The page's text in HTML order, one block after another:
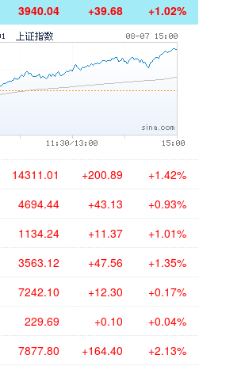
3940.04 +39.68 +1.02%
14311.01 +200.89 +1.42%
4694.44 +43.13 +0.93%
1134.24 +11.37 +1.01%
3563.12 +47.56 +1.35%
7242.10 +12.30 +0.17%
229.69 +0.10 +0.04%
7877.80 +164.40 +2.13%